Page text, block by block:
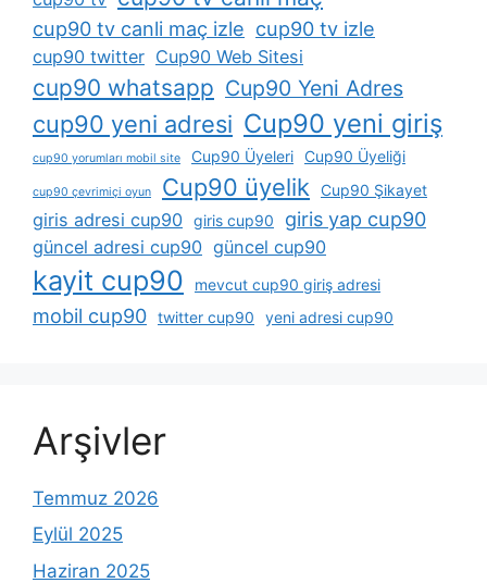
cup90 tv canli maç izle cup90 tv izle
cup90 twitter Cup90 Web Sitesi
cup90 whatsapp Cup90 Yeni Adres
cup90 yeni adresi Cup90 yeni giriş
cup90 yorumları mobil site Cup90 Üyeleri Cup90 Üyeliği
cup90 çevrimiçi oyun Cup90 üyelik Cup90 Şikayet
giris adresi cup90 giris cup90 giris yap cup90
güncel adresi cup90 güncel cup90
kayit cup90 mevcut cup90 giriş adresi
mobil cup90 twitter cup90 yeni adresi cup90
Arşivler
Temmuz 2026
Eylül 2025
Haziran 2025